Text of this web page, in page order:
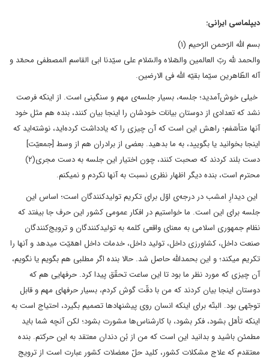
دیپلماسی ایرانی:
بسم الله الرّحمن الرّحیم (۱)
والحمد للّه ربّ العالمین والصّلاه والسّلام علی سیّدنا ابی القاسم المصطفی محمّد و
آله الطّاهرین سیّما بقیّه اللّه فی الارضین.
خیلی خوش‌آمدید؛ جلسه، بسیار جلسه‌ی مهم و سنگینی است. از اینکه فرصت
نشد که تعدادی از دوستان بیانات خودشان را اینجا بیان کنند، بنده هم مثل خود
آنها متأسّفم؛ راهش این است که آن چیزی را که یادداشت کرده‌اید، نوشته‌اید که
اینجا بخوانید یا بگویید، به ما بدهید. بعضی از برادران هم از وسط [جمعیّت]
دست بلند کردند که صحبت کنند، چون اختیار این جلسه به دست مجری(۲)
محترم است، بنده دیگر اظهار نظری نسبت به آنها نکردم و نمیکنم.
این دیدارِ امشب در درجه‌ی اوّل برای تکریم تولیدکنندگان است؛ اساس این
جلسه برای این است. ما خواستیم در افکار عمومی کشور این حرف جا بیفتد که
نظام جمهوری اسلامی به معنای واقعی کلمه به تولیدکنندگان و ترویج‌کنندگان
صنعت داخل، کشاورزی داخل، تولید داخل، خدمات داخل اهمّیّت میدهد و آنها را
تکریم میکند؛ و این بحمداللّه حاصل شد. حالا بنده اگر مطلبی هم بگویم یا نگویم،
آن چیزی که مورد نظر ما بود تا این ساعت تحقّق پیدا کرد. حرفهایی هم که
دوستان اینجا بیان کردند که من با دقّت گوش کردم، بسیار حرفهای مهم و قابل
توجّهی بود. البتّه برای اینکه انسان روی پیشنهادها تصمیم بگیرد، احتیاج است به
اینکه تأمّل بشود، فکر بشود، با کارشناس‌ها مشورت بشود؛ لکن آنچه شما باید
مطمئن باشید و بدانید این است که من از بُن دندان معتقد به این حرکتم. بنده
معتقدم که علاج مشکلات کشور، کلید حلّ معضلات کشور عبارت است از ترویج